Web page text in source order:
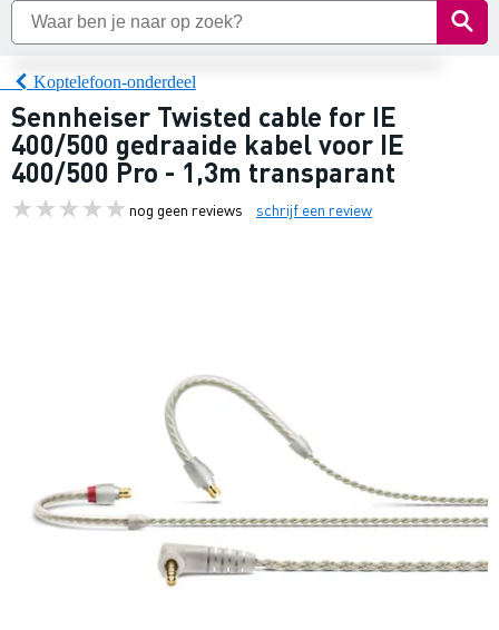
Koptelefoon-onderdeel
Sennheiser Twisted cable for IE
400/500 gedraaide kabel voor IE
400/500 Pro - 1,3m transparant
nog geen reviews schrijf een review